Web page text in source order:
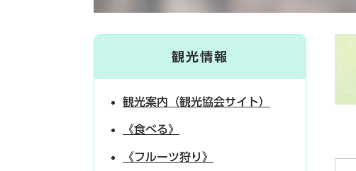
観光情報
観光案内（観光協会サイト）
《食べる》
《フルーツ狩り》